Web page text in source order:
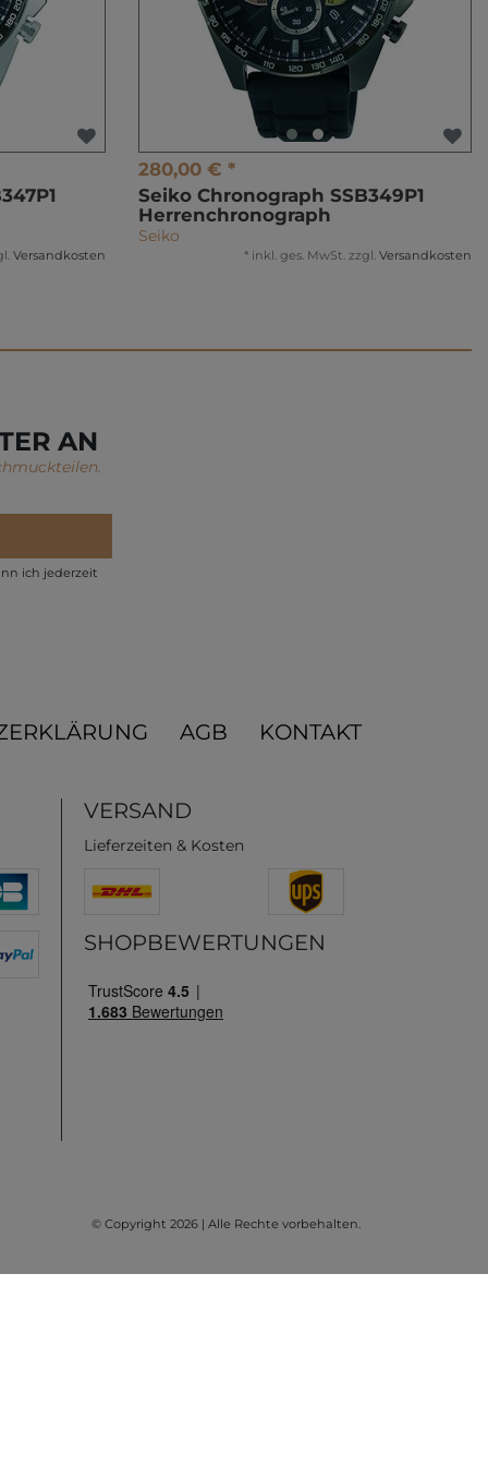
Versandkosten
280,00 € *
Seiko Chronograph SSB349P1
Herrenchronograph
Seiko
* inkl. ges. MwSt. zzgl. Versandkosten
AN
ich jederzeit
AGB KONTAKT
VERSAND
Lieferzeiten & Kosten
SHOPBEWERTUNGEN
© Copyright 2026 | Alle Rechte vorbehalten.